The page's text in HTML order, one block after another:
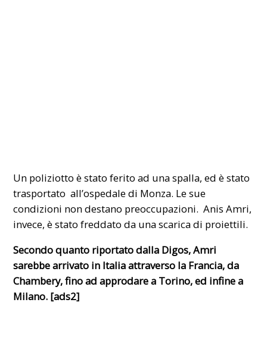
Un poliziotto è stato ferito ad una spalla, ed è stato
trasportato all’ospedale di Monza. Le sue
condizioni non destano preoccupazioni. Anis Amri,
invece, è stato freddato da una scarica di proiettili.
Secondo quanto riportato dalla Digos, Amri
sarebbe arrivato in Italia attraverso la Francia, da
Chambery, fino ad approdare a Torino, ed infine a
Milano. [ads2]